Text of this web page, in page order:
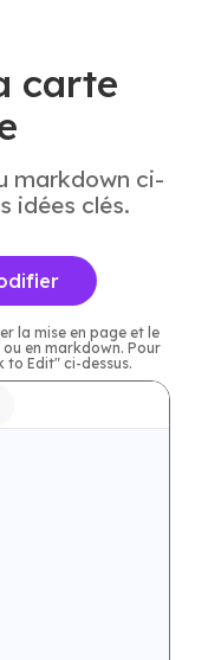
carte
markdown ci-
idées clés.
la mise en page et le
en markdown. Pour
to Edit" ci-dessus.